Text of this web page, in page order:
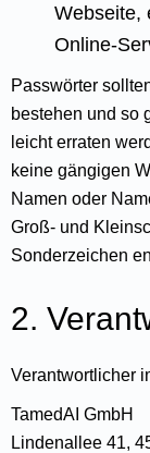
Webseite,
Online-
Passwörter
bestehen und so
leicht erraten
keine gängigen
Namen oder
Groß- und
Sonderzeichen
2.
Verantwortlicher
TamedAI GmbH
Lindenallee 41,